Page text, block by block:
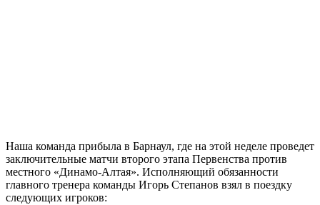
Наша команда прибыла в Барнаул, где на этой неделе проведет
заключительные матчи второго этапа Первенства против
местного «Динамо-Алтая». Исполняющий обязанности
главного тренера команды Игорь Степанов взял в поездку
следующих игроков: